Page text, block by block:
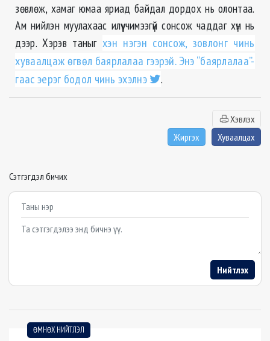
зөвлөж, хамаг юмаа яриад байдал дордох нь олонтаа.
Ам нийлэн муулахаас илүү чимээгүй сонсож чаддаг хүн нь
дээр. Хэрэв таныгхэн нэгэн сонсож, зовлонг чинь
хуваалцаж өгвөл баярлалаа гээрэй. Энэ “баярлалаа”-
гаас эерэг бодол чинь эхэлнэ
.
Хэвлэх
Жиргэх
Хуваалцах
Сэтгэгдэл бичих
Example textarea
Нийтлэх
ӨМНӨХ НИЙТЛЭЛ